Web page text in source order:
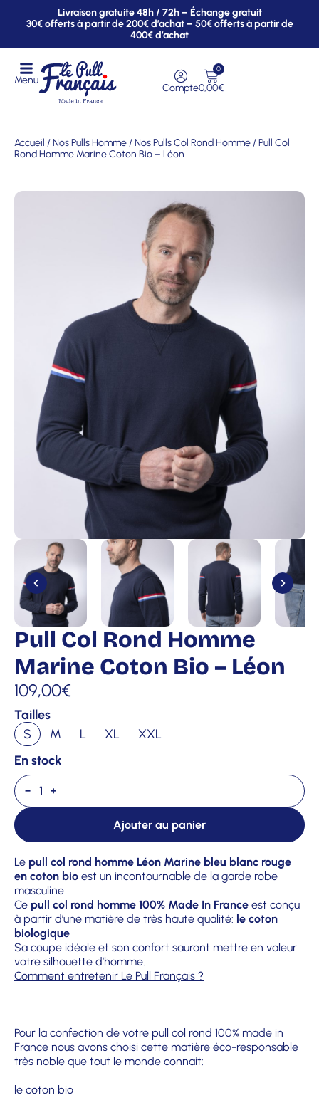
Livraison gratuite 48h / 72h – Échange gratuit
30€ offerts à partir de 200€ d’achat – 50€ offerts à partir de
400€ d’achat
Menu
Compte0,00€
0
Accueil /Nos Pulls Homme /Nos Pulls Col Rond Homme / Pull Col
Rond Homme Marine Coton Bio – Léon
Pull Col Rond Homme
Marine Coton Bio – Léon
109,00€
Tailles
S
M L XL
XXL
En stock
− +
Ajouter au panier
Le pull col rond homme Léon Marine bleu blanc rouge
en coton bio est un incontournable de la garde robe
masculine
Ce pull col rond homme 100% Made In France est conçu
à partir d’une matière de très haute qualité: le coton
biologique
Sa coupe idéale et son confort sauront mettre en valeur
votre silhouette d’homme.
Comment entretenir Le Pull Français ?
Pour la confection de votre pull col rond 100% made in
France nous avons choisi cette matière éco-responsable
très noble que tout le monde connait:
le coton bio